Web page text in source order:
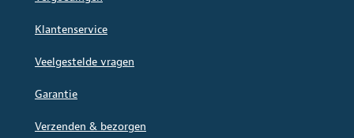
Klantenservice
Veelgestelde vragen
Garantie
Verzenden & bezorgen